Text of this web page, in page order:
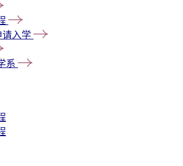
请入学
系